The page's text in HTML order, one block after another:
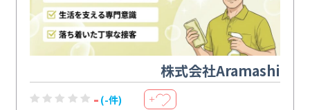
株式会社Aramashi
- (-件) ＋